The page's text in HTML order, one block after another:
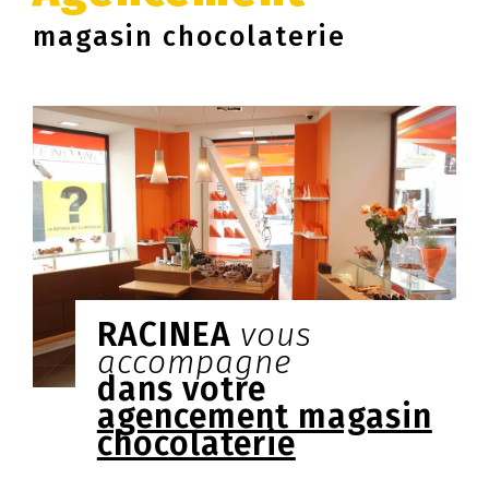
magasin chocolaterie
RACINEA vous
accompagne
dans votre
agencement magasin
chocolaterie